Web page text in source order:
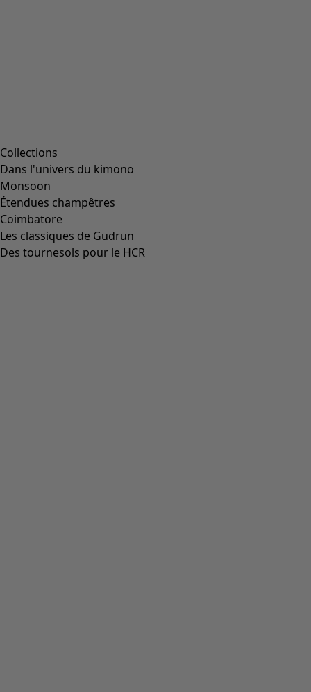
Collections
Dans l'univers du kimono
Monsoon
Étendues champêtres
Coimbatore
Les classiques de Gudrun
Des tournesols pour le HCR